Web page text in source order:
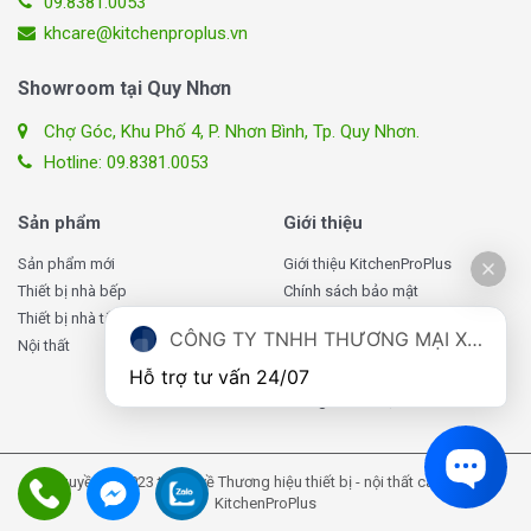
còn nhận được một trải nghiệm mua sắm toàn diện và
dịch vụ chăm sóc khách hàng tận tâm. Đừng ngần ngại,
hãy đặt niềm tin vào chúng tôi và cùng khám phá không
gian bếp đẳng cấp cùng Bếp điện từ hồng ngoại Chefs
EH-MIX321 ngay hôm nay!
khcare@kitchenproplus.vn
Showroom tại Quy Nhơn
Chợ Góc, Khu Phố 4, P. Nhơn Bình, Tp. Quy Nhơn.
Hotline: 09.8381.0053
Sản phẩm
Sản phẩm mới
Thiết bị nhà bếp
Thiết bị nhà tắm
Nội thất
Giới thiệu
Giới thiệu KitchenProPlus
Chính sách bảo mật
Chính sách đổi, trả hàng
Chính sách bảo hành
Bản quyền © 2023 thuộc về Thương hiệu thiết bị - nội thất cao cấp của
KitchenProPlus
CÔNG TY TNHH THƯƠNG MẠI XUẤT NHẬP KHẨU TOMATE VIỆT NAM
Hỗ trợ tư vấn 24/07